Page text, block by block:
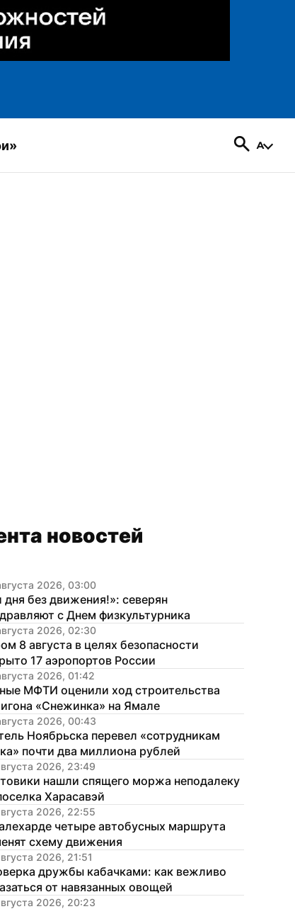
новостей
2026, 03:00
дня без движения!»: северян
с Днем физкультурника
2026, 02:30
8 августа в целях безопасности
17 аэропортов России
2026, 01:42
МФТИ оценили ход строительства
«Снежинка» на Ямале
2026, 00:43
Ноябрьска перевел «сотрудникам
почти два миллиона рублей
2026, 23:49
нашли спящего моржа неподалеку
Харасавэй
2026, 22:55
четыре автобусных маршрута
схему движения
2026, 21:51
дружбы кабачками: как вежливо
от навязанных овощей
2026, 20:23